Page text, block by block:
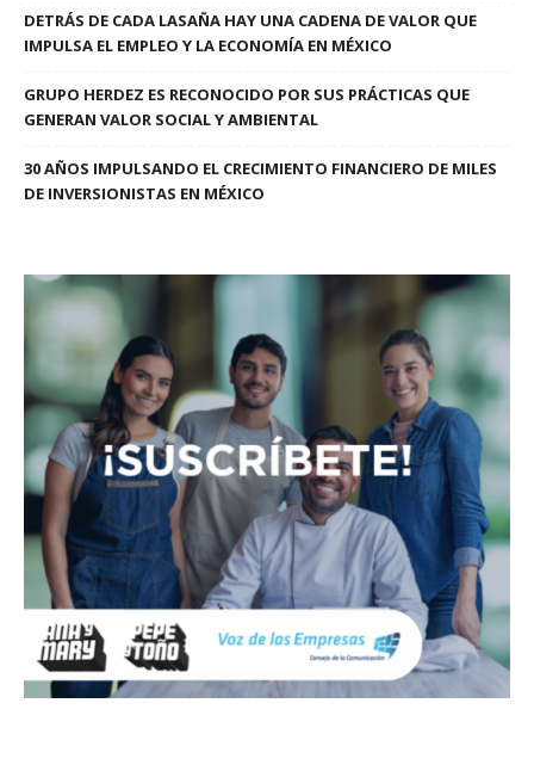
DETRÁS DE CADA LASAÑA HAY UNA CADENA DE VALOR QUE
IMPULSA EL EMPLEO Y LA ECONOMÍA EN MÉXICO
GRUPO HERDEZ ES RECONOCIDO POR SUS PRÁCTICAS QUE
GENERAN VALOR SOCIAL Y AMBIENTAL
30 AÑOS IMPULSANDO EL CRECIMIENTO FINANCIERO DE MILES
DE INVERSIONISTAS EN MÉXICO